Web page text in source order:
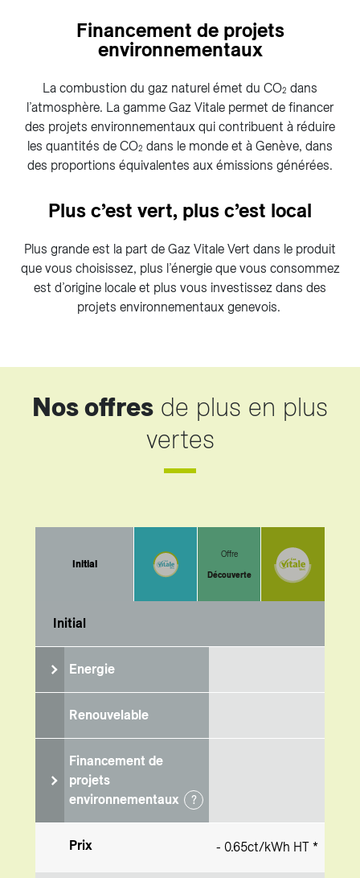
Financement de projets
environnementaux
La combustion du gaz naturel émet du CO2 dans
l’atmosphère. La gamme Gaz Vitale permet de financer
des projets environnementaux qui contribuent à réduire
les quantités de CO2 dans le monde et à Genève, dans
des proportions équivalentes aux émissions générées.
Plus c’est vert, plus c’est local
Plus grande est la part de Gaz Vitale Vert dans le produit
que vous choisissez, plus l’énergie que vous consommez
est d’origine locale et plus vous investissez dans des
projets environnementaux genevois.
Nos offres de plus en plus
vertes
Initial
Offre
Découverte
Initial
Energie
Renouvelable
Financement de
projets
environnementaux
?
Prix - 0.65ct/kWh HT *